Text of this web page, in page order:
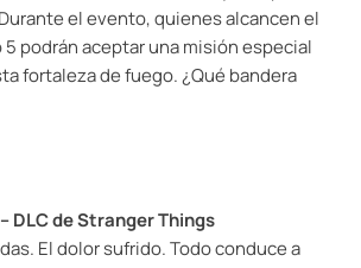
el evento, quienes alcancen el
5 podrán aceptar una misión especial
fortaleza de fuego. ¿Qué bandera
DLC de Stranger Things
El dolor sufrido. Todo conduce a